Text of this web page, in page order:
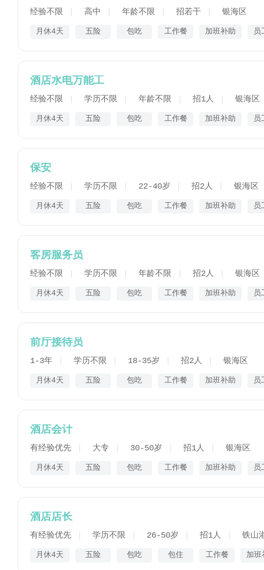
经验不限 高中 年龄不限 招若干 银海区
月休4天 五险 包吃 工作餐 加班补助 员
酒店水电万能工
经验不限 学历不限 年龄不限 招1人 银海区
月休4天 五险 包吃 工作餐 加班补助 员
保安
经验不限 学历不限 22-40岁 招2人 银海区
月休4天 五险 包吃 工作餐 加班补助 员
客房服务员
经验不限 学历不限 年龄不限 招2人 银海区
月休4天 五险 包吃 工作餐 加班补助 员
前厅接待员
1-3年 学历不限 18-35岁 招2人 银海区
月休4天 五险 包吃 工作餐 加班补助 员
酒店会计
有经验优先 大专 30-50岁 招1人 银海区
月休4天 五险 包吃 工作餐 加班补助 员
酒店店长
有经验优先 学历不限 26-50岁 招1人 铁山
月休4天 五险 包吃 包住 工作餐 加班